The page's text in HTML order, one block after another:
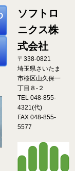
ソフトロ
ニクス株
式会社
〒338-0821
埼玉県さいたま
市桜区山久保一
丁目８-２
TEL 048-855-
4321(代)
FAX 048-855-
5577